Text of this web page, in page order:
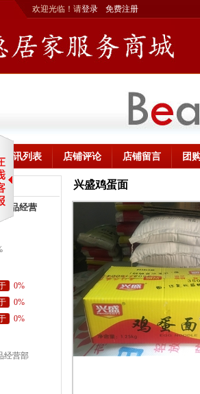
欢迎光临！请登录 免费注册
资讯列表 店铺评论 店铺留言 团
精品经营
0%
0%
0%
经营部
兴盛鸡蛋面